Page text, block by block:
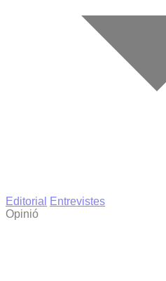
Editorial
Entrevistes
Opinió